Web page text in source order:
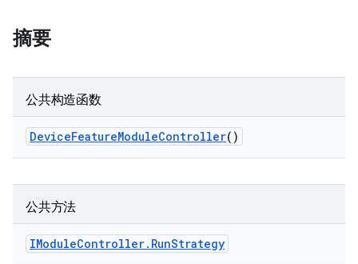
摘要
公共构造函数
DeviceFeatureModuleController()
公共方法
IModuleController. RunStrategy